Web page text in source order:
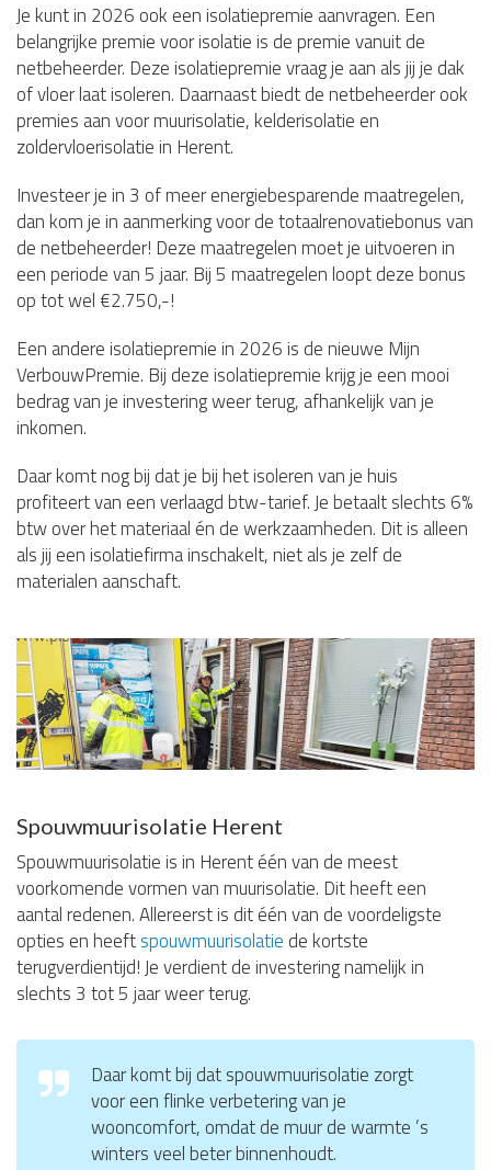
Je kunt in 2026 ook een isolatiepremie aanvragen. Een
belangrijke premie voor isolatie is de premie vanuit de
netbeheerder. Deze isolatiepremie vraag je aan als jij je dak
of vloer laat isoleren. Daarnaast biedt de netbeheerder ook
premies aan voor muurisolatie, kelderisolatie en
zoldervloerisolatie in Herent.
Investeer je in 3 of meer energiebesparende maatregelen,
dan kom je in aanmerking voor de totaalrenovatiebonus van
de netbeheerder! Deze maatregelen moet je uitvoeren in
een periode van 5 jaar. Bij 5 maatregelen loopt deze bonus
op tot wel €2.750,-!
Een andere isolatiepremie in 2026 is de nieuwe Mijn
VerbouwPremie. Bij deze isolatiepremie krijg je een mooi
bedrag van je investering weer terug, afhankelijk van je
inkomen.
Daar komt nog bij dat je bij het isoleren van je huis
profiteert van een verlaagd btw-tarief. Je betaalt slechts 6%
btw over het materiaal én de werkzaamheden. Dit is alleen
als jij een isolatiefirma inschakelt, niet als je zelf de
materialen aanschaft.
Spouwmuurisolatie Herent
Spouwmuurisolatie is in Herent één van de meest
voorkomende vormen van muurisolatie. Dit heeft een
aantal redenen. Allereerst is dit één van de voordeligste
opties en heeftspouwmuurisolatie de kortste
terugverdientijd! Je verdient de investering namelijk in
slechts 3 tot 5 jaar weer terug.
Daar komt bij dat spouwmuurisolatie zorgt
voor een flinke verbetering van je
wooncomfort, omdat de muur de warmte ’s
winters veel beter binnenhoudt.